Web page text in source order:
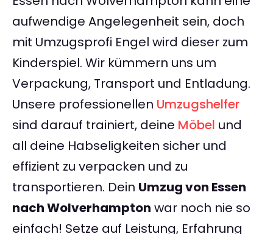
aufwendige Angelegenheit sein, doch
mit Umzugsprofi Engel wird dieser zum
Kinderspiel. Wir kümmern uns um
Verpackung, Transport und Entladung.
Unsere professionellen Umzugshelfer
sind darauf trainiert, deine Möbel und
all deine Habseligkeiten sicher und
effizient zu verpacken und zu
transportieren. Dein Umzug von Essen
nach Wolverhampton war noch nie so
einfach! Setze auf Leistung, Erfahrung